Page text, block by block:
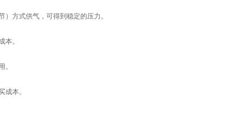
方式供气，可得到稳定的压力。
本。
。
本。